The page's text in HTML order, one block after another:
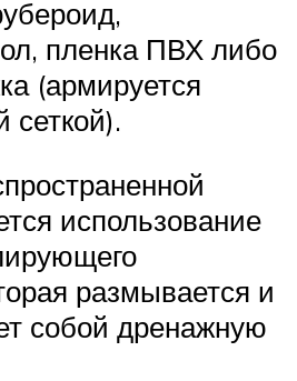
пленка ПВХ либо
(армируется
сеткой).
использование
размывается и
собой дренажную